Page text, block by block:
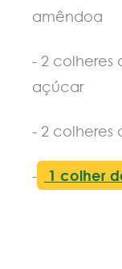
amêndoa
- 2 colheres
açúcar
- 2 colheres
- 1 colher